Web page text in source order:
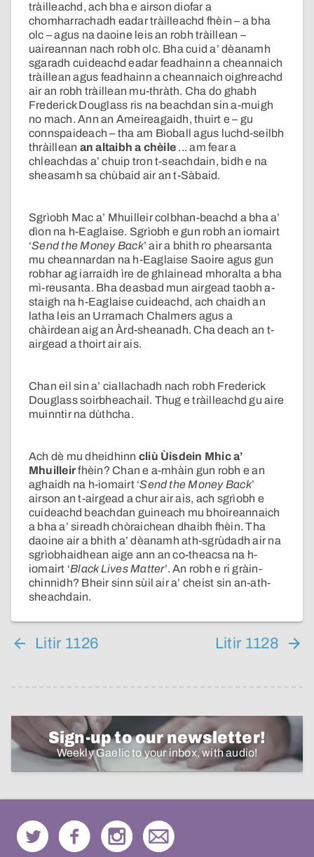
tràilleachd, ach bha e airson diofar a
chomharrachadh eadar tràilleachd fhèin – a bha
olc – agus na daoine leis an robh tràillean –
uaireannan nach robh olc. Bha cuid a’ dèanamh
sgaradh cuideachd eadar feadhainn a cheannaich
tràillean agus feadhainn a cheannaich oighreachd
air an robh tràillean mu-thràth. Cha do ghabh
Frederick Douglass ris na beachdan sin a-muigh
no mach. Ann an Ameireagaidh, thuirt e – gu
connspaideach – tha am Bìoball agus luchd-seilbh
thràillean an altaibh a chèile ... am fear a
chleachdas a’ chuip tron t-seachdain, bidh e na
sheasamh sa chùbaid air an t-Sàbaid.
Sgrìobh Mac a’ Mhuilleir colbhan-beachd a bha a’
dìon na h-Eaglaise. Sgrìobh e gun robh an iomairt
‘Send the Money Back’ air a bhith ro phearsanta
mu cheannardan na h-Eaglaise Saoire agus gun
robhar ag iarraidh ìre de ghlainead mhoralta a bha
mì-reusanta. Bha deasbad mun airgead taobh a-
staigh na h-Eaglaise cuideachd, ach chaidh an
latha leis an Urramach Chalmers agus a
chàirdean aig an Àrd-sheanadh. Cha deach an t-
airgead a thoirt air ais.
Chan eil sin a’ ciallachadh nach robh Frederick
Douglass soirbheachail. Thug e tràilleachd gu aire
muinntir na dùthcha.
Ach dè mu dheidhinn cliù Ùisdein Mhic a’
Mhuilleirfhèin? Chan e a-mhàin gun robh e an
aghaidh na h-iomairt ‘Send the Money Back’
airson an t-airgead a chur air ais, ach sgrìobh e
cuideachd beachdan guineach mu bhoireannaich
a bha a’ sireadh chòraichean dhaibh fhèin. Tha
daoine air a bhith a’ dèanamh ath-sgrùdadh air na
sgrìobhaidhean aige ann an co-theacsa na h-
iomairt ‘Black Lives Matter’. An robh e ri gràin-
chinnidh? Bheir sinn sùil air a’ cheist sin an-ath-
sheachdain.
Litir 1126 Litir 1128
Sign-up to our newsletter!
Weekly Gaelic to your inbox, with audio!